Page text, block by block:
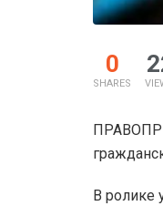
0
SHARES
В ролике